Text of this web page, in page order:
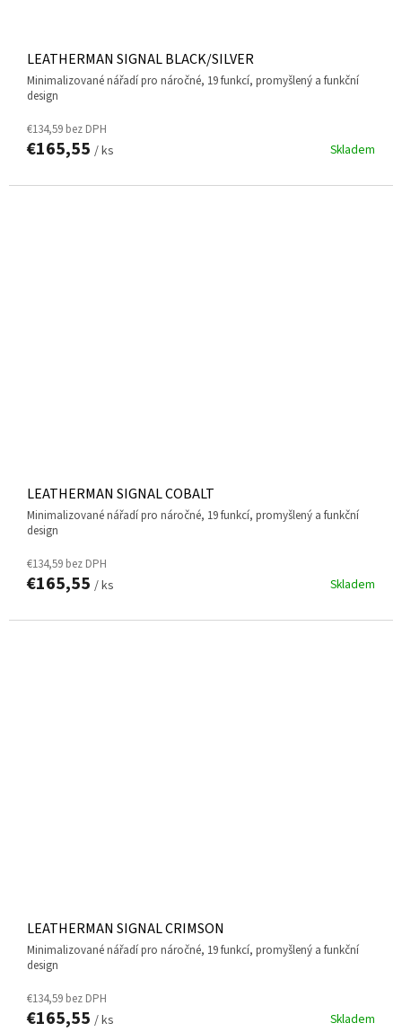
LEATHERMAN SIGNAL BLACK/SILVER
minimalizované nářadí pro náročné, 19 funkcí, promyšlený a funkční
design
Skladem
€134,59 bez DPH
€165,55 / ks
LEATHERMAN SIGNAL COBALT
minimalizované nářadí pro náročné, 19 funkcí, promyšlený a funkční
design
Skladem
€134,59 bez DPH
€165,55 / ks
LEATHERMAN SIGNAL CRIMSON
minimalizované nářadí pro náročné, 19 funkcí, promyšlený a funkční
design
Skladem
€134,59 bez DPH
€165,55 / ks